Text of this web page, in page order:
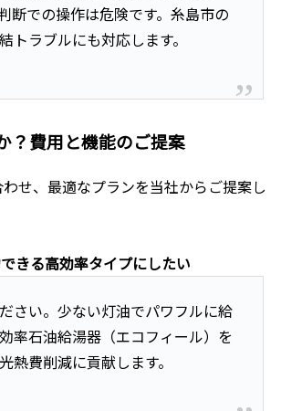
断での操作は危険です。糸島市の
トラブルにも対応します。
？費用と機能のご提案
せ、最適なプランを当社からご提案し
きる高効率タイプにしたい
さい。少ない灯油でパワフルに給
率石油給湯器（エコフィール）を
熱費削減に貢献します。